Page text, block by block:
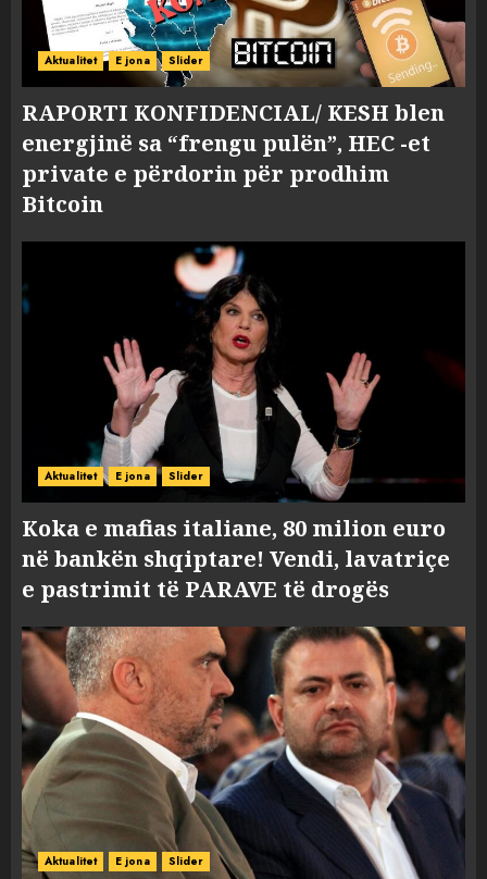
Aktualitet E jona Slider
RAPORTI KONFIDENCIAL/ KESH blen
energjinë sa “frengu pulën”, HEC -et
private e përdorin për prodhim
Bitcoin
Aktualitet E jona Slider
Koka e mafias italiane, 80 milion euro
në bankën shqiptare! Vendi, lavatriçe
e pastrimit të PARAVE të drogës
Aktualitet E jona Slider